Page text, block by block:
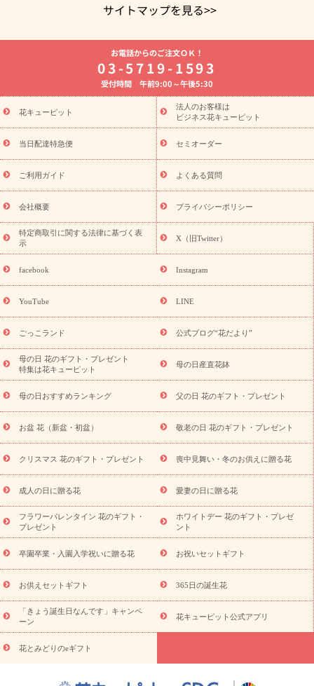
サイトマップを見る>>
よく贈られる花
お祝いの花特集
誕生日フラワーギフト特集
8月の誕生花(トルコキキョウ)
開店・開業祝い
お供え・お悔やみ お供え・お悔やみの花
通夜・葬儀に贈る花 胡蝶蘭・花鉢
ーブドフラワー
季節のイベント
ひまわり ギフト・プレゼント
特集
お盆 花（新盆・初盆） 季節のイベント
お盆 花（新
盆・初盆）
お盆 花（新盆・初盆）
お盆・お供え 花とセットギ
フト
お盆・お供え プリザーブドフラワー
ひまわり ギフト・プ
レゼント特集
夏の花贈り・お中元・暑中見舞い 花のギフト特集
敬老の日におくる花ギフト・プレゼント特集
花ギフト・プレゼント特集
敬老の日 花のおすすめランキング
敬
老の日 花鉢植えのギフト・プレゼント特集
敬老の日 花とセットギ
フト・プレゼント特集
敬老の日の花 全てのギフト一覧
キャン
ペーン
映画『ウォーターガーディアンズ』コラボキャンペーン
「きょう誕生日なんです」キャンペーン
誕生日の花を探す
誕生日フラワーギフト 誕生日フラワーギフト特集
(トルコキキョウ)
9月の誕生花(リンドウ)
ら探す
お祝いの花特集 当日配達特急便 お祝い商品一覧
念日
結婚祝い 出産祝い 退院祝い・快気祝い
寿祝い
プチギフト ペットのお祝いフラワー
供え・お悔やみ商品一覧
お供え・お悔やみの花
四十九日法要以
お供え プリザーブドフラワー
ペットのお供えフラワー
お盆（新
盆・初盆）
その他 お祝い返し お見舞い
お取り寄せギフト
ビジネス用
ご自宅用 観葉植物 ミディ胡蝶蘭
プリザーブ
ドフラワー
スタイルから探す アレンジメント 花束
スタ
ンド花
お祝い お供え・お悔やみ 胡蝶蘭 胡蝶蘭・花鉢
ディ胡蝶蘭・お祝い
ミディ胡蝶蘭・お供え
世界初の青色胡蝶蘭
観葉植物
観葉植物 産直多肉植物
プリザーブドフラワー
お祝い
お供え・お悔やみ 花とセットギフト
セミオーダー
プチギフト（hanamore -ハナモア-）
花とみどりのeギフト
キューピットのeGfit
カラー ピンク イエローオレンジ
レッ
ド
お花の種類 トルコキキョウ
お祝い お祝い・3000円～ お祝い・4000円～
お祝い・
5000円～
お祝い・7000円～ お祝い・ 10000円～
お供え・お
悔やみ
円～
お供え・お悔やみ・
読み物
お電話からのご注文ＯＫ！
03-5719-1593
受付時間 午前9:00～午後5:30
花キューピット
法人のお客様は
ビジネス花キューピット
当日配達特急便 セミオーダー
ご利用ガイド よくある質問
会社概要 プライバシーポリシー
特定商取引に関する法律に基づく表
示
X（旧Twitter）
facebook Instagram
YouTube LINE
ごっこランド 公式ブログ“花だより”
母の日 花のギフト・プレゼント
特集は花キューピット
母の日産直花鉢
母の日おすすめランキング 父の日 花のギフト・プレゼント
お盆 花（新盆・初盆） 敬老の日 花のギフト・プレゼント
クリスマス 花のギフト・プレゼント 喪中見舞い・冬のお供えに贈る花
成人の日に贈る花 愛妻の日に贈る花
フラワーバレンタイン 花のギフト・
プレゼント
ホワイトデー 花のギフト・プレゼ
ント
卒園卒業・入園入学祝いに贈る花 お祝いセットギフト
お供えセットギフト 365日の誕生花
「きょう誕生日なんです」キャンペ
ーン
花キューピット公式アプリ
花とみどりのeギフト